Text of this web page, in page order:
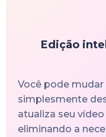
Edição
Você pode
simplesmente
atualiza seu
eliminando a